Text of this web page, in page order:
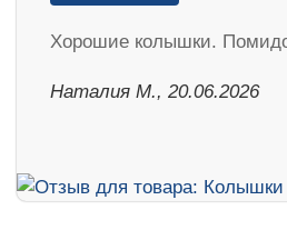
Хорошие колышки.
Наталия М., 20.06.2026